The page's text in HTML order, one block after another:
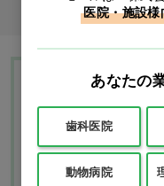
Ciモール ウェ
お支払いについ
医院・施設
あなたの
歯科医院
動物病院